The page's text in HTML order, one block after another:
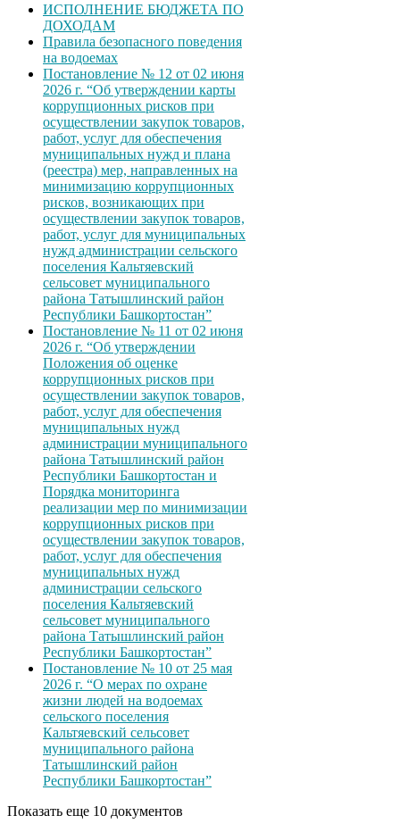
ИСПОЛНЕНИЕ БЮДЖЕТА ПО
ДОХОДАМ
Правила безопасного поведения
на водоемах
Постановление № 12 от 02 июня
2026 г. “Об утверждении карты
коррупционных рисков при
осуществлении закупок товаров,
работ, услуг для обеспечения
муниципальных нужд и плана
(реестра) мер, направленных на
минимизацию коррупционных
рисков, возникающих при
осуществлении закупок товаров,
работ, услуг для муниципальных
нужд администрации сельского
поселения Кальтяевский
сельсовет муниципального
района Татышлинский район
Республики Башкортостан”
Постановление № 11 от 02 июня
2026 г. “Об утверждении
Положения об оценке
коррупционных рисков при
осуществлении закупок товаров,
работ, услуг для обеспечения
муниципальных нужд
администрации муниципального
района Татышлинский район
Республики Башкортостан и
Порядка мониторинга
реализации мер по минимизации
коррупционных рисков при
осуществлении закупок товаров,
работ, услуг для обеспечения
муниципальных нужд
администрации сельского
поселения Кальтяевский
сельсовет муниципального
района Татышлинский район
Республики Башкортостан”
Постановление № 10 от 25 мая
2026 г. “О мерах по охране
жизни людей на водоемах
сельского поселения
Кальтяевский сельсовет
муниципального района
Татышлинский район
Республики Башкортостан”
Показать еще 10 документов